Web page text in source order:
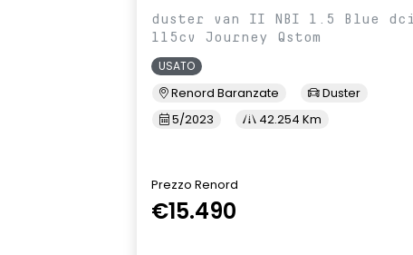
duster van II NBI 1.5 Blue dci
115cv Journey Qstom
USATO
Renord Baranzate
Duster
5/2023
42.254 Km
Prezzo Renord
€15.490